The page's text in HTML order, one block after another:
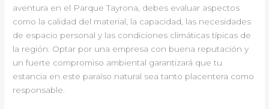
aventura en el Parque Tayrona, debes evaluar aspectos
como la calidad del material, la capacidad, las necesidades
de espacio personal y las condiciones climáticas típicas de
la región. Optar por una empresa con buena reputación y
un fuerte compromiso ambiental garantizará que tu
estancia en este paraíso natural sea tanto placentera como
responsable.